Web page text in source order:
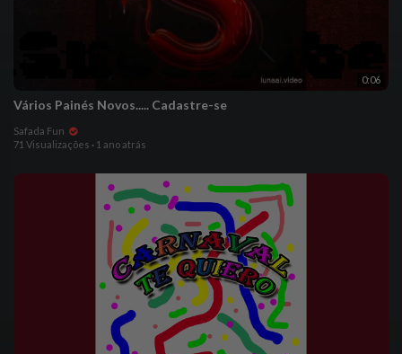
0:06
Vários Painés Novos..... Cadastre-se
Safada Fun
71 Visualizações · 1 ano atrás